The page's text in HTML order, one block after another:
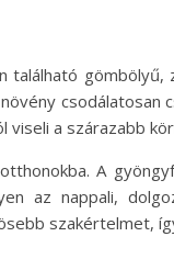
található gömbölyű,
csodálatosan
viseli a szárazabb
A
az nappali,
szakértelmet,